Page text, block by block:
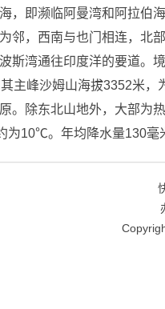
，即濒临阿曼湾和阿拉伯
邻，西南与也门相连，北
斯湾通往印度洋的要道。
主峰沙姆山海拔3352米
。除东北山地外，大部为
为10℃。年均降水量130毫